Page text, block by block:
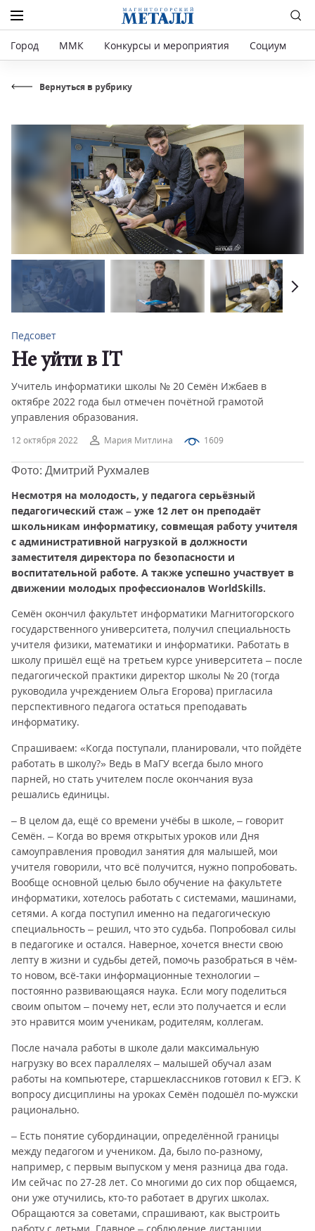
Город ММК Конкурсы и мероприятия Социум
Вернуться в рубрику
12 октября 2022 Мария Митлина 1609
Педсовет
Не уйти в IT
Учитель информатики школы № 20 Семён Ижбаев в
октябре 2022 года был отмечен почётной грамотой
управления образования.
Фото: Дмитрий Рухмалев
Несмотря на молодость, у педагога серьёзный
педагогический стаж – уже 12 лет он преподаёт
школьникам информатику, совмещая работу учителя
с административной нагрузкой в должности
заместителя директора по безопасности и
воспитательной работе. А также успешно участвует в
движении молодых профессионалов WorldSkills.
Семён окончил факультет информатики Магнитогорского
государственного университета, получил специальность
учителя физики, математики и информатики. Работать в
школу пришёл ещё на третьем курсе университета – после
педагогической практики директор школы № 20 (тогда
руководила учреждением Ольга Егорова) пригласила
перспективного педагога остаться преподавать
информатику.
Спрашиваем: «Когда поступали, планировали, что пойдёте
работать в школу?» Ведь в МаГУ всегда было много
парней, но стать учителем после окончания вуза
решались единицы.
– В целом да, ещё со времени учёбы в школе, – говорит
Семён. – Когда во время открытых уроков или Дня
самоуправления проводил занятия для малышей, мои
учителя говорили, что всё получится, нужно попробовать.
Вообще основной целью было обучение на факультете
информатики, хотелось работать с системами, машинами,
сетями. А когда поступил именно на педагогическую
специальность – решил, что это судьба. Попробовал силы
в педагогике и остался. Наверное, хочется внести свою
лепту в жизни и судьбы детей, помочь разобраться в чём-
то новом, всё-таки информационные технологии –
постоянно развивающаяся наука. Если могу поделиться
своим опытом – почему нет, если это получается и если
это нравится моим ученикам, родителям, коллегам.
После начала работы в школе дали максимальную
нагрузку во всех параллелях – малышей обучал азам
работы на компьютере, старшеклассников готовил к ЕГЭ. К
вопросу дисциплины на уроках Семён подошёл по-мужски
рационально.
– Есть понятие субординации, определённой границы
между педагогом и учеником. Да, было по-разному,
например, с первым выпуском у меня разница два года.
Им сейчас по 27-28 лет. Со многими до сих пор общаемся,
они уже отучились, кто-то работает в других школах.
Обращаются за советами, спрашивают, как выстроить